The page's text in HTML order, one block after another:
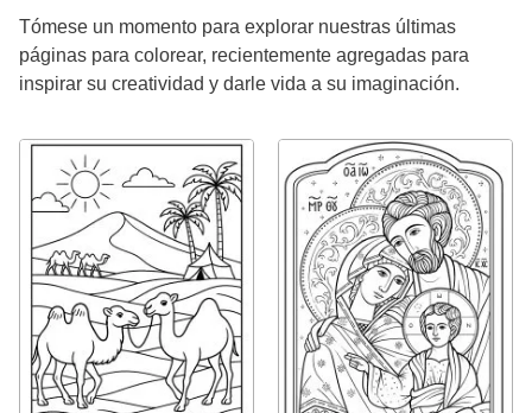
Tómese un momento para explorar nuestras últimas
páginas para colorear, recientemente agregadas para
inspirar su creatividad y darle vida a su imaginación.